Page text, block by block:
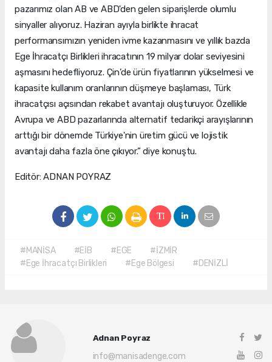
pazarımız olan AB ve ABD'den gelen siparişlerde olumlu
sinyaller alıyoruz. Haziran ayıyla birlikte ihracat
performansımızın yeniden ivme kazanmasını ve yıllık bazda
Ege İhracatçı Birlikleri ihracatının 19 milyar dolar seviyesini
aşmasını hedefliyoruz. Çin’de ürün fiyatlarının yükselmesi ve
kapasite kullanım oranlarının düşmeye başlaması, Türk
ihracatçısı açısından rekabet avantajı oluşturuyor. Özellikle
Avrupa ve ABD pazarlarında alternatif tedarikçi arayışlarının
arttığı bir dönemde Türkiye'nin üretim gücü ve lojistik
avantajı daha fazla öne çıkıyor.” diye konuştu.
Editör: ADNAN POYRAZ
#MANİSA #EİB #EGE
#İZMİR
#Ege İhracatçı Birlikleri
#Ege Bölgesi #DENİZLİ
Adnan Poyraz
info@manisadenge.com